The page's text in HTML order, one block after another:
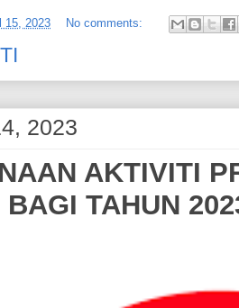
15, 2023 No comments:
2023
AKTIVITI
TAHUN